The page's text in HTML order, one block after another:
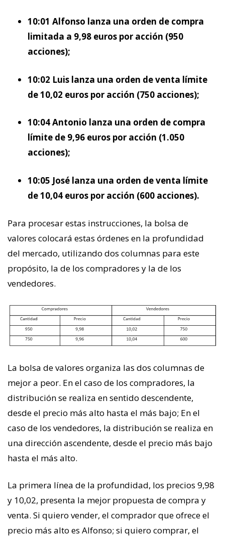
10:01 Alfonso lanza una orden de compra
limitada a 9,98 euros por acción (950
acciones);
10:02 Luis lanza una orden de venta límite
de 10,02 euros por acción (750 acciones);
10:04 Antonio lanza una orden de compra
límite de 9,96 euros por acción (1.050
acciones);
10:05 José lanza una orden de venta límite
de 10,04 euros por acción (600 acciones).
Para procesar estas instrucciones, la bolsa de
valores colocará estas órdenes en la profundidad
del mercado, utilizando dos columnas para este
propósito, la de los compradores y la de los
vendedores.
La bolsa de valores organiza las dos columnas de
mejor a peor. En el caso de los compradores, la
distribución se realiza en sentido descendente,
desde el precio más alto hasta el más bajo; En el
caso de los vendedores, la distribución se realiza en
una dirección ascendente, desde el precio más bajo
hasta el más alto.
La primera línea de la profundidad, los precios 9,98
y 10,02, presenta la mejor propuesta de compra y
venta. Si quiero vender, el comprador que ofrece el
precio más alto es Alfonso; si quiero comprar, el